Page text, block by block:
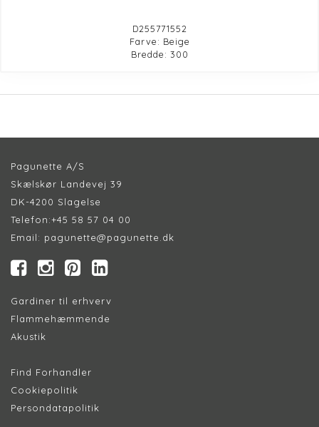
D255771552
Farve: Beige
Bredde: 300
Pagunette A/S
Skælskør Landevej 39
DK-4200 Slagelse
Telefon:+45 58 57 04 00
Email: pagunette@pagunette.dk
Gardiner til erhverv
Flammehæmmende
Akustik
Find Forhandler
Cookiepolitik
Persondatapolitik